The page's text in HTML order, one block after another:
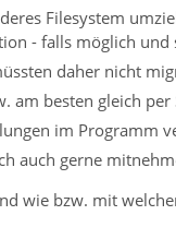
Filesystem
- falls möglich und
daher nicht
am besten gleich
im Programm
auch gerne
wie bzw. mit